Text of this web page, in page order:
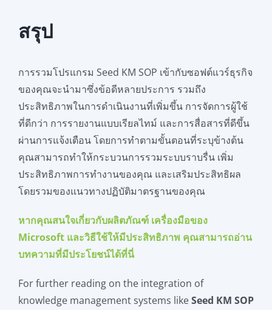
สรุป
การรวมโปรแกรม Seed KM SOP เข้ากับซอฟต์แวร์ธุรกิจ
ของคุณจะนำมาซึ่งข้อดีหลายประการ รวมถึง
ประสิทธิภาพในการดำเนินงานที่เพิ่มขึ้น การจัดการผู้ใช้
ที่ดีกว่า การรายงานแบบเรียลไทม์ และการสื่อสารที่ดีขึ้น
ผ่านการแจ้งเตือน โดยการทำตามขั้นตอนที่ระบุข้างต้น
คุณสามารถทำให้กระบวนการรวมระบบราบรื่น เพิ่ม
ประสิทธิภาพการทำงานของคุณ และเสริมประสิทธิผล
โดยรวมของแนวทางปฏิบัติมาตรฐานของคุณ
หากคุณสนใจเกี่ยวกับผลิตภัณฑ์ เครื่องมือของ
Microsoft และวิธีใช้ให้มีประสิทธิภาพ คุณสามารถอ่าน
บทความที่มีประโยชน์ได้ที่นี่
For further reading on the integration of
knowledge management systems likeSeed KM SOP